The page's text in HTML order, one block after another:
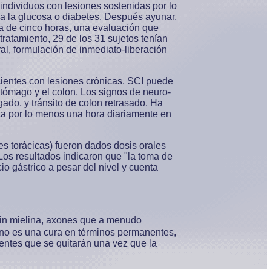
con lesiones sostenidas por lo
la glucosa o diabetes. Después ayunar,
de cinco horas, una evaluación que
29 de los 31 sujetos tenían
formulación de inmediato-liberación
con lesiones crónicas. SCI puede
y el colon. Los signos de neuro-
y tránsito de colon retrasado. Ha
por lo menos una hora diariamente en
torácicas) fueron dados dosis orales
resultados indicaron que "la toma de
gástrico a pesar del nivel y cuenta
mielina, axones que a menudo
es una cura en términos permanentes,
que se quitarán una vez que la